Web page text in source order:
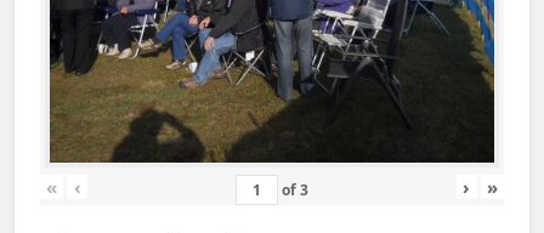
« ‹ of3 › »